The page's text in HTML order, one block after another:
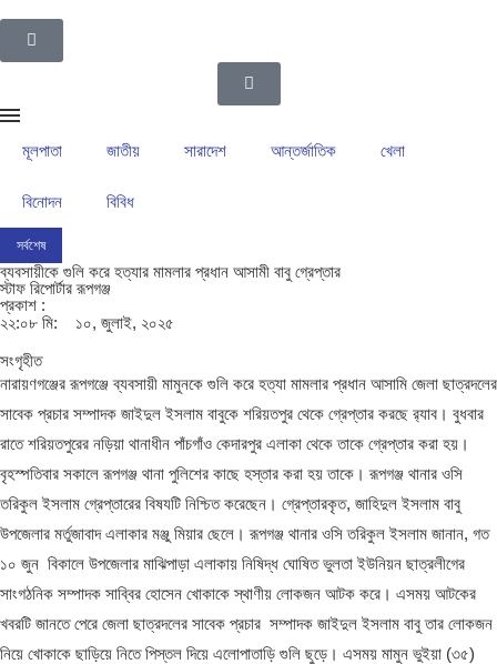
মূলপাতা জাতীয় সারাদেশ আন্তর্জাতিক খেলা
বিনোদন বিবিধ
সর্বশেষ
ব্যবসায়ীকে গুলি করে হত্যার মামলার প্রধান আসামী বাবু গ্রেপ্তার
স্টাফ রিপোর্টার রূপগঞ্জ
প্রকাশ :
২২:০৮ মি:
১০, জুলাই, ২০২৫
সংগৃহীত
নারায়ণগঞ্জের রূপগঞ্জে ব্যবসায়ী মামুনকে গুলি করে হত্যা মামলার প্রধান আসামি জেলা ছাত্রদলের
সাবেক প্রচার সম্পাদক জাইদুল ইসলাম বাবুকে শরিয়তপুর থেকে গ্রেপ্তার করছে র‍্যাব। বুধবার
রাতে শরিয়তপুরের নড়িয়া থানাধীন পাঁচগাঁও কেদারপুর এলাকা থেকে তাকে গ্রেপ্তার করা হয়।
বৃহস্পতিবার সকালে রূপগঞ্জ থানা পুলিশের কাছে হস্তার করা হয় তাকে। রূপগঞ্জ থানার ওসি
তরিকুল ইসলাম গ্রেপ্তারের বিষযটি নিশ্চিত করেছেন। গ্রেপ্তারকৃত, জাহিদুল ইসলাম বাবু
উপজেলার মর্তুজাবাদ এলাকার মঞ্জু মিয়ার ছেলে। রূপগঞ্জ থানার ওসি তরিকুল ইসলাম জানান, গত
১০ জুন বিকালে উপজেলার মাঝিপাড়া এলাকায় নিষিদ্ধ ঘোষিত ভুলতা ইউনিয়ন ছাত্রলীগের
সাংগঠনিক সম্পাদক সাব্বির হােসেন খোকাকে স্থাণীয় লোকজন আটক করে। এসময় আটকের
খবরটি জানতে পেরে জেলা ছাত্রদলের সাবেক প্রচার সম্পাদক জাইদুল ইসলাম বাবু তার লোকজন
নিয়ে খোকাকে ছাড়িয়ে নিতে পিস্তল দিয়ে এলোপাতাড়ি গুলি ছুড়ে। এসময় মামুন ভুইয়া (৩৫)